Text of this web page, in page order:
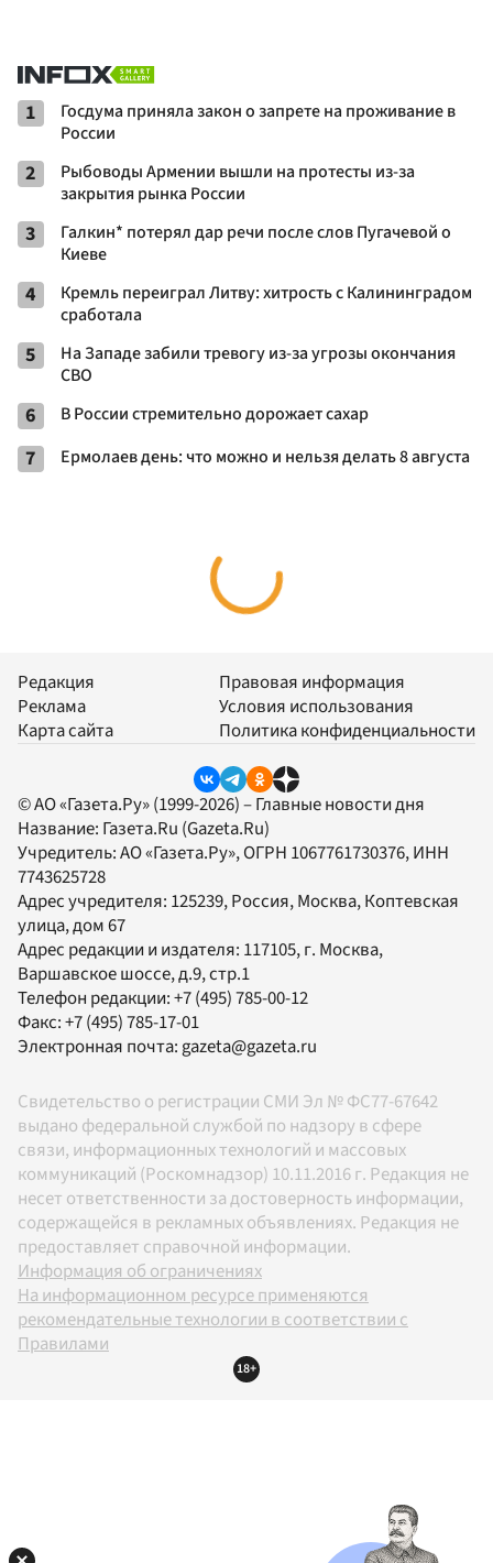
1
Госдума приняла закон о запрете на проживание в
России
2
Рыбоводы Армении вышли на протесты из-за
закрытия рынка России
3
Галкин* потерял дар речи после слов Пугачевой о
Киеве
4
Кремль переиграл Литву: хитрость с Калининградом
сработала
5
На Западе забили тревогу из-за угрозы окончания
СВО
6 В России стремительно дорожает сахар
7 Ермолаев день: что можно и нельзя делать 8 августа
Редакция
Реклама
Карта сайта
Правовая информация
Условия использования
Политика конфиденциальности
© АО «Газета.Ру» (1999-2026) – Главные новости дня
Название: Газета.Ru (Gazeta.Ru)
Учредитель:АО «Газета.Ру», ОГРН 1067761730376, ИНН
7743625728
Адрес учредителя: 125239, Россия, Москва, Коптевская
улица, дом 67
Адрес редакции и издателя: 117105, г. Москва,
Варшавское шоссе, д.9, стр.1
Телефон редакции:+7 (495) 785-00-12
Факс:+7 (495) 785-17-01
Электронная почта: gazeta@gazeta.ru
Свидетельство о регистрации СМИ Эл № ФС77-67642
выдано федеральной службой по надзору в сфере
связи, информационных технологий и массовых
коммуникаций (Роскомнадзор) 10.11.2016 г. Редакция не
несет ответственности за достоверность информации,
содержащейся в рекламных объявлениях. Редакция не
предоставляет справочной информации.
Информация об ограничениях
На информационном ресурсе применяются
рекомендательные технологии в соответствии с
Правилами
18+